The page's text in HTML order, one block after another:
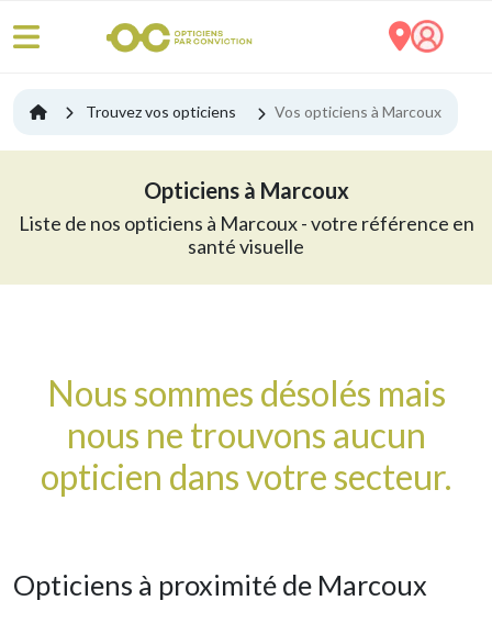
Trouvez vos opticiens Vos opticiens à Marcoux
Opticiens à Marcoux
Liste de nos opticiens à Marcoux - votre référence en
santé visuelle
Nous sommes désolés mais
nous ne trouvons aucun
opticien dans votre secteur.
Opticiens à proximité de Marcoux